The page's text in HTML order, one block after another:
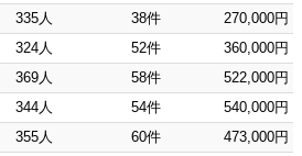
335人 38件
270,000円
324人 52件
360,000円
369人 58件
522,000円
344人 54件
540,000円
355人 60件
473,000円